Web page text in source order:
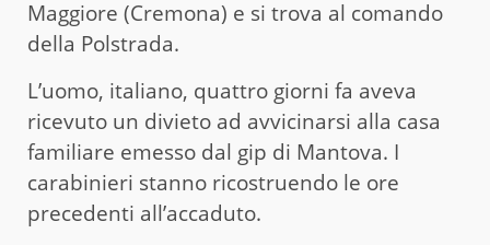
Maggiore (Cremona) e si trova al comando
della Polstrada.
L’uomo, italiano, quattro giorni fa aveva
ricevuto un divieto ad avvicinarsi alla casa
familiare emesso dal gip di Mantova. I
carabinieri stanno ricostruendo le ore
precedenti all’accaduto.